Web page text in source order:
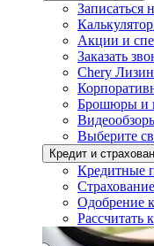
Записаться
Акции и
Заказать
Chery
Брошюры и
Выберите
Кредит и
Кредитные
Страхование
Одобрение
Рассчитать